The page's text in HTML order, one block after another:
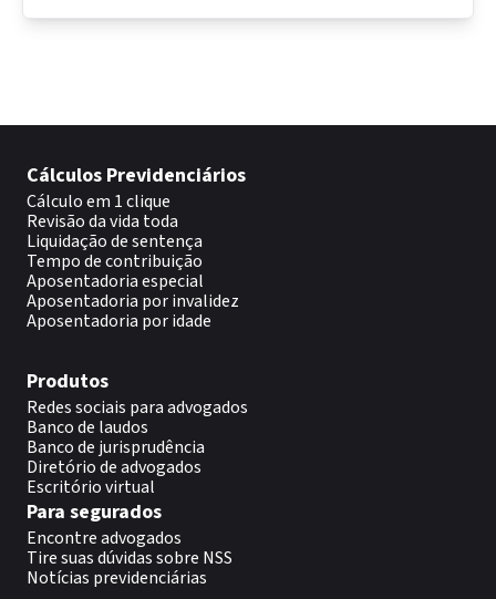
Cálculos Previdenciários
Cálculo em 1 clique
Revisão da vida toda
Liquidação de sentença
Tempo de contribuição
Aposentadoria especial
Aposentadoria por invalidez
Aposentadoria por idade
Produtos
Redes sociais para advogados
Banco de laudos
Banco de jurisprudência
Diretório de advogados
Escritório virtual
Para segurados
Encontre advogados
Tire suas dúvidas sobre NSS
Notícias previdenciárias